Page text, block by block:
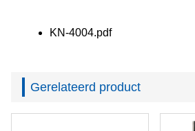
KN-4004.pdf
Gerelateerd product